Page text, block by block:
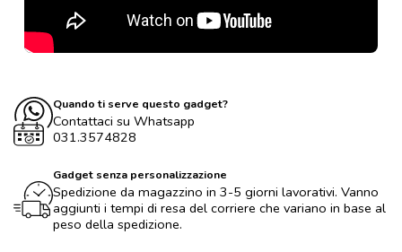
Quando ti serve questo gadget?
Contattaci su Whatsapp
031.3574828
Gadget senza personalizzazione
Spedizione da magazzino in 3-5 giorni lavorativi. Vanno
aggiunti i tempi di resa del corriere che variano in base al
peso della spedizione.